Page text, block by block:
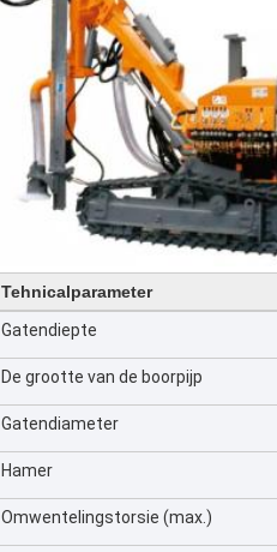
Tehnicalparameter
Gatendiepte
De grootte van de boorpijp
Gatendiameter
Hamer
Omwentelingstorsie (max.)